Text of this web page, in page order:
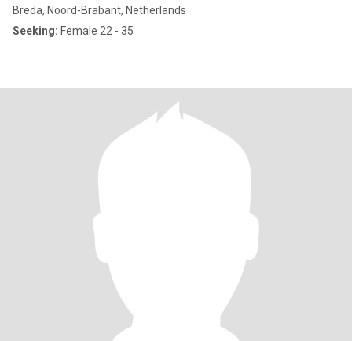
Breda, Noord-Brabant, Netherlands
Seeking: Female 22 - 35